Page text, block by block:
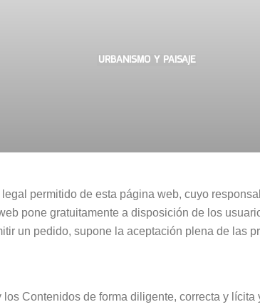
URBANISMO Y PAISAJE
permitido de esta página web, cuyo
pone gratuitamente a disposición de los
un pedido, supone la aceptación plena de las
Contenidos de forma diligente, correcta y